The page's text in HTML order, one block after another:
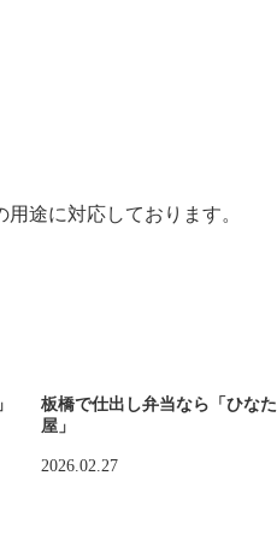
途に対応しております。
板橋で仕出し弁当なら「ひなた
屋」
2026.02.27